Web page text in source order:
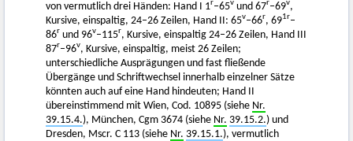
von vermutlich drei Händen: Hand I 1r–65v und 67r–69v,
Kursive, einspaltig, 24–26 Zeilen, Hand II: 65v–66r, 691r–
86r und 96v–115r, Kursive, einspaltig 24–26 Zeilen, Hand III
87r–96v, Kursive, einspaltig, meist 26 Zeilen;
unterschiedliche Ausprägungen und fast fließende
Übergänge und Schriftwechsel innerhalb einzelner Sätze
könnten auch auf eine Hand hindeuten; Hand II
übereinstimmend mit Wien, Cod. 10895 (siehe Nr.
39.15.4.), München, Cgm 3674 (siehe Nr. 39.15.2.) und
Dresden, Mscr. C 113 (siehe Nr. 39.15.1.), vermutlich